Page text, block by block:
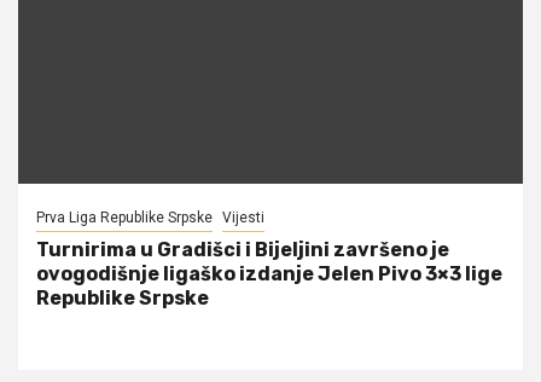
Prva Liga Republike Srpske Vijesti
Turnirima u Gradišci i Bijeljini završeno je
ovogodišnje ligaško izdanje Jelen Pivo 3×3 lige
Republike Srpske